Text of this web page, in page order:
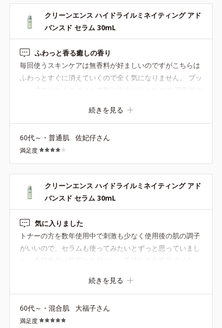
バ由来の保湿成分
*6 クチナシ果実エキス、ワイルドタイムエキス配合＝うるおい
●無着色 ●自然由来指数約95%(水含む)●パラベンフリー●シリコーン
肌へ導くキャッサバ由来の保湿成分●クチナシ果実エキス、ワイルド
クリーンエンス ハイドライルミネイティング アド
バンスド セラム 30mL
ふわっと香る癒しの香り
毎回使うスキンケアは無香料が好ましいのですがこちらは
ふわっとすぐに消えていくので全く気になりません。 プッ
いですよ。 テクスチャーは すぐに肌に馴染むさらさらと
うときは適用よりさらに1～3滴多めに取ってしまい、かえ
って少しコスパが悪く感じてしまいます。 が、優しいテク
スチャーとなにより香りに癒されるのでリピしています。
お値段が高めなので…、 ふだんはベースアクティブLPセラ
ムを使用して、 クリーエンスのアドバンスドセラムは 気
分転換をしたいときの夜のみに使っています。 どちらも化
続きを見る
60代～・普通肌 佐妃仔さん
満足度
クリーンエンス ハイドライルミネイティング アド
バンスド セラム 30mL
気に入りました
トナーの方を数年使用中で刺激も少なく使用後の肌の調子
がいいので、セラムも使ってみたいとずっと思っていまし
浸透よく、保湿力が高く肌の表面が整う感じです。このシ
かオールインワンクリーム又はジェルがあればいいなと思
います。
続きを見る
60代～・混合肌 大福子さん
満足度